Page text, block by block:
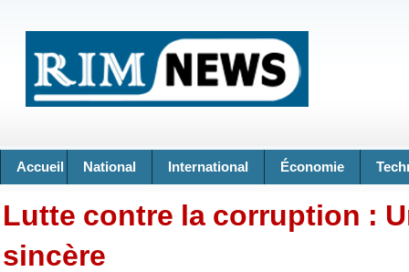
Accueil National International Économie
Lutte contre la corruption :
sincère